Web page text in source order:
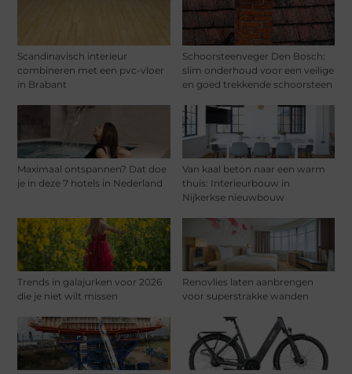
Scandinavisch interieur
combineren met een pvc-vloer
in Brabant
Schoorsteenveger Den Bosch:
slim onderhoud voor een veilige
en goed trekkende schoorsteen
Maximaal ontspannen? Dat doe
je in deze 7 hotels in Nederland
Van kaal beton naar een warm
thuis: Interieurbouw in
Nijkerkse nieuwbouw
Trends in galajurken voor 2026
die je niet wilt missen
Renovlies laten aanbrengen
voor superstrakke wanden